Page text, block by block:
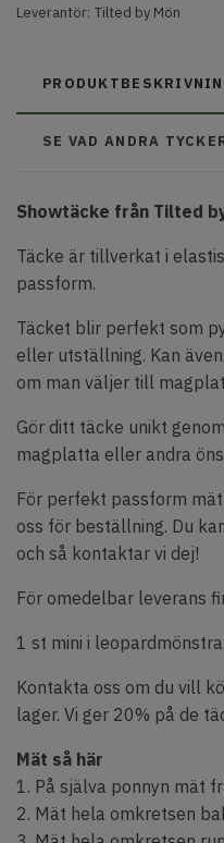
Leverantör: Tilted by Mön
SE VAD ANDRA
Showtäcke från Tilted
Täcke är tillverkat i
passform.
Täcket blir perfekt som
eller utställning. Kan
om man väljer till
Gör ditt täcke unikt
magplatta eller andra
För perfekt passform
oss för beställning. Du
och så kontaktar vi dej!
För omedelbar leverans
1 st mini i
Kontakta oss om du vill
lager. Vi ger 20% på de
Mät så här
1. På själva ponnyn mät
2. Mät hela omkretsen